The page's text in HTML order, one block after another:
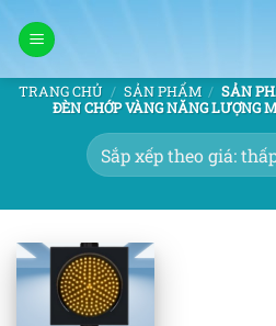
qua
dungTRANG CHỦ / SẢN PHẨM / SẢN
ĐÈN CHỚP VÀNG NĂNG LƯỢNG